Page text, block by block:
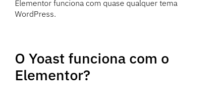
Elementor funciona com quase qualquer tema
WordPress.
O Yoast funciona com o
Elementor?